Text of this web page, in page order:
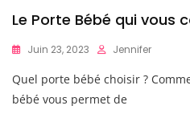
Le Porte Bébé qui vous
Juin 23, 2023 Jennifer
Quel porte bébé choisir ?
bébé vous permet de